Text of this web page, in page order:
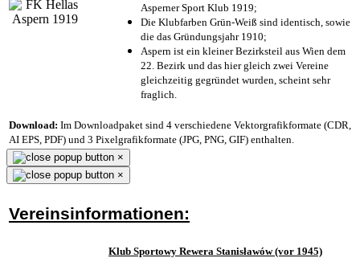
Asperner Sport Klub 1919;
Die Klubfarben Grün-Weiß sind identisch, sowie
die das Gründungsjahr 1910;
Aspern ist ein kleiner Bezirksteil aus Wien dem
22. Bezirk und das hier gleich zwei Vereine
gleichzeitig gegründet wurden, scheint sehr
fraglich.
Download: Im Downloadpaket sind 4 verschiedene Vektorgrafikformate (CDR,
AI EPS, PDF) und 3 Pixelgrafikformate (JPG, PNG, GIF) enthalten.
×
×
Vereinsinformationen:
Klub Sportowy Rewera Stanisławów (vor 1945)